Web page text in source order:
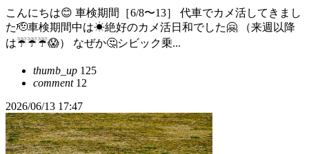
こんにちは😊 車検期間［6/8〜13］ 代車でカメ活してきまし
た🫡車検期間中は☀絶好のカメ活日和でした🤗 （来週以降
は☔️☔️☔️😱） なぜか🤔シビック乗...
thumb_up 125
comment12
2026/06/13 17:47